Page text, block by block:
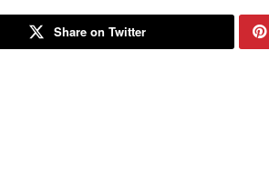
Share on Twitter